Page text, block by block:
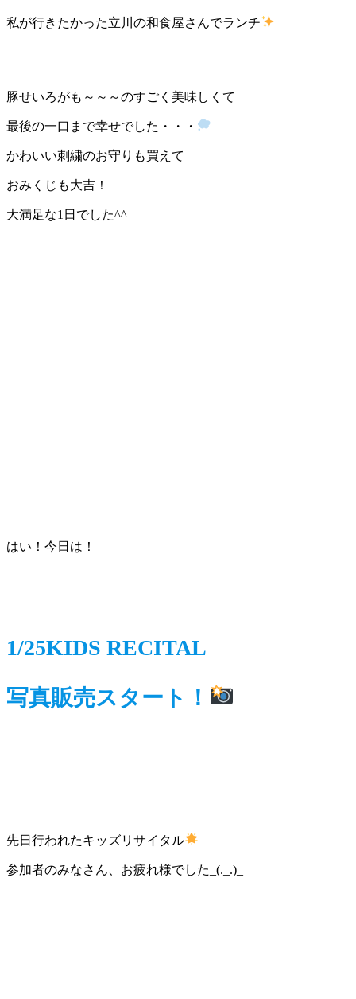
私が行きたかった立川の和食屋さんでランチ
豚せいろがも～～～のすごく美味しくて
最後の一口まで幸せでした・・・
かわいい刺繍のお守りも買えて
おみくじも大吉！
大満足な1日でした^^
はい！今日は！
1/25KIDS RECITAL
写真販売スタート！
先日行われたキッズリサイタル
参加者のみなさん、お疲れ様でした_(._.)_